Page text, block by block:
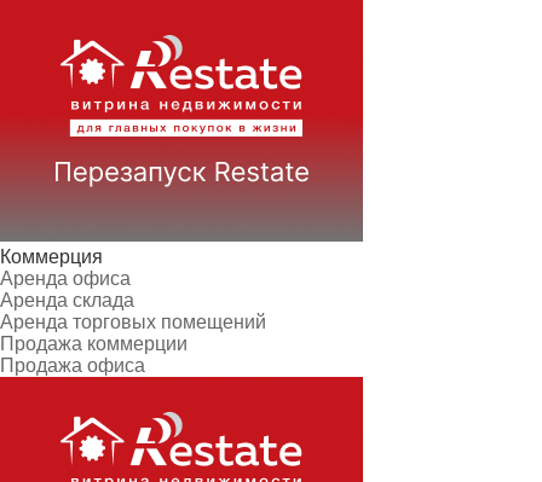
Коммерция
Аренда офиса
Аренда склада
Аренда торговых помещений
Продажа коммерции
Продажа офиса